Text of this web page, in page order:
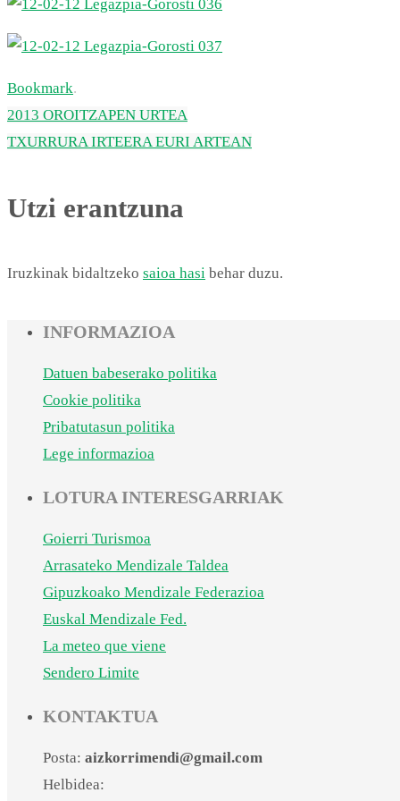
Bookmark.
2013 OROITZAPEN URTEA
TXURRURA IRTEERA EURI ARTEAN
Utzi erantzuna
Iruzkinak bidaltzeko saioa hasi behar duzu.
INFORMAZIOA
Datuen babeserako politika
Cookie politika
Pribatutasun politika
Lege informazioa
LOTURA INTERESGARRIAK
Goierri Turismoa
Arrasateko Mendizale Taldea
Gipuzkoako Mendizale Federazioa
Euskal Mendizale Fed.
La meteo que viene
Sendero Limite
KONTAKTUA
Posta: aizkorrimendi@gmail.com
Helbidea: